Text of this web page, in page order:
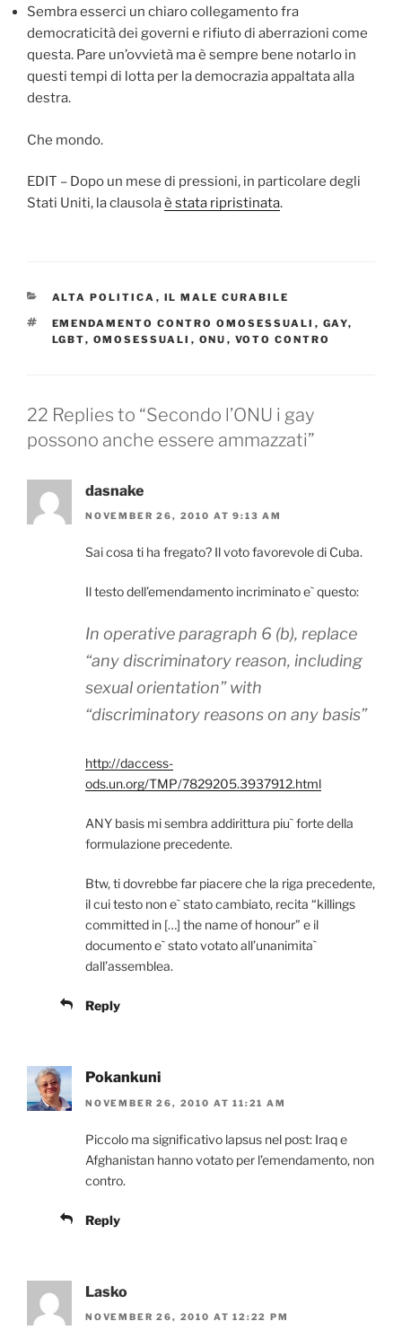
Sembra esserci un chiaro collegamento fra
democraticità dei governi e rifiuto di aberrazioni come
questa. Pare un’ovvietà ma è sempre bene notarlo in
questi tempi di lotta per la democrazia appaltata alla
destra.
Che mondo.
EDIT – Dopo un mese di pressioni, in particolare degli
Stati Uniti, la clausolaè stata ripristinata.
CATEGORIES
ALTA POLITICA , IL MALE CURABILE
TAGS
EMENDAMENTO CONTRO OMOSESSUALI , GAY,
LGBT, OMOSESSUALI , ONU , VOTO CONTRO
22 Replies to “Secondo l’ONU i gay
possono anche essere ammazzati”
dasnake
NOVEMBER 26, 2010 AT 9:13 AM
Sai cosa ti ha fregato? Il voto favorevole di Cuba.
Il testo dell’emendamento incriminato e` questo:
In operative paragraph 6 (b), replace
“any discriminatory reason, including
sexual orientation” with
“discriminatory reasons on any basis”
http://daccess-
ods.un.org/TMP/7829205.3937912.html
ANY basis mi sembra addirittura piu` forte della
formulazione precedente.
Btw, ti dovrebbe far piacere che la riga precedente,
il cui testo non e` stato cambiato, recita “killings
committed in […] the name of honour” e il
documento e` stato votato all’unanimita`
dall’assemblea.
Reply
Pokankuni
NOVEMBER 26, 2010 AT 11:21 AM
Piccolo ma significativo lapsus nel post: Iraq e
Afghanistan hanno votato per l’emendamento, non
contro.
Reply
Lasko
NOVEMBER 26, 2010 AT 12:22 PM